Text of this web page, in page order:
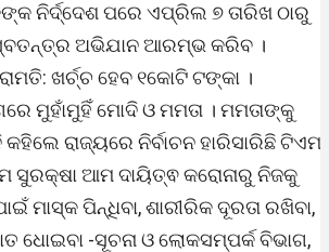
ନିର୍ଦ୍ଦେଶ ପରେ ଏପ୍ରିଲ ୭ ତାରିଖ ଠାରୁ
ଅଭିଯାନ ଆରମ୍ଭ କରିବ ।
ଖର୍ଚ୍ଚ ହେବ ୧କୋଟି ଟଙ୍କା ।
ମୁହାଁମୁହିଁ ମୋଦି ଓ ମମତା । ମମତାଙ୍କୁ
କହିଲେ ରାଜ୍ୟରେ ନିର୍ବାଚନ ହାରିସାରିଛି
ସୁରକ୍ଷା ଆମ ଦାୟିତ୍ଵ କରୋନାରୁ ନିଜକୁ
ମାସ୍କ ପିନ୍ଧିବା, ଶାରୀରିକ ଦୂରତା ରଖିବା,
ଧୋଇବା -ସୂଚନା ଓ ଲୋକସମ୍ପର୍କ ବିଭାଗ,